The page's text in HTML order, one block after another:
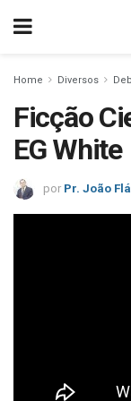
Home Diversos
Ficção
EG White
por Pr. João